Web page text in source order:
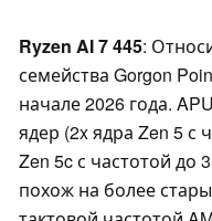
Ryzen AI 7 445:
семейства Gorgon
начале 2026 года.
ядер (2x ядра Zen 5 с
Zen 5c с частотой до
похож на более